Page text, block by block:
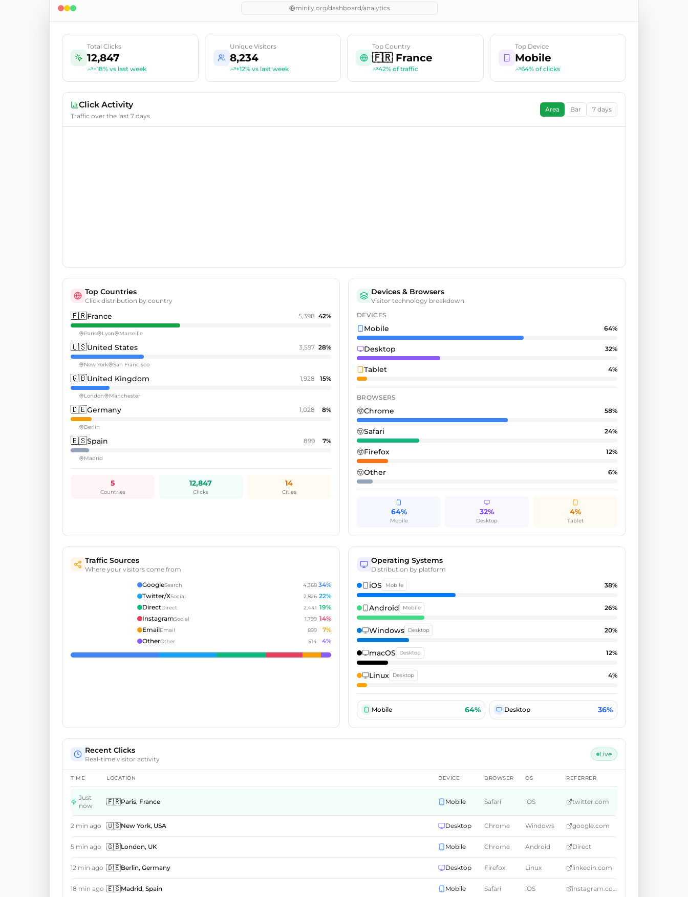
minily.org/dashboard/analytics
Total Clicks
12,847
+18% vs last week
Unique Visitors
8,234
+12% vs last week
Top Country
🇫🇷 France
42% of traffic
Top Device
Mobile
64% of clicks
Click Activity
Traffic over the last 7 days
Area Bar 7 days
Top Countries
Click distribution by country
🇫🇷France 5,398 42%
Paris Lyon Marseille
🇺🇸United States 3,597 28%
New York San Francisco
🇬🇧United Kingdom 1,928 15%
London Manchester
🇩🇪Germany 1,028 8%
Berlin
🇪🇸Spain 899 7%
Madrid
5
Countries
12,847
Clicks
14
Cities
Devices & Browsers
Visitor technology breakdown
DEVICES
Mobile 64%
Desktop 32%
Tablet 4%
BROWSERS
Chrome 58%
Safari 24%
Firefox 12%
Other 6%
64%
Mobile
32%
Desktop
4%
Tablet
Traffic Sources
Where your visitors come from
GoogleSearch 4,368 34%
Twitter/XSocial 2,826 22%
DirectDirect 2,441 19%
InstagramSocial 1,799 14%
EmailEmail 899 7%
OtherOther 514 4%
Operating Systems
Distribution by platform
iOS Mobile 38%
Android Mobile 26%
Windows Desktop 20%
macOS Desktop 12%
Linux Desktop 4%
Mobile 64% Desktop 36%
Recent Clicks
Real-time visitor activity
Live
TIME LOCATION DEVICE BROWSER OS REFERRER
Just
now
🇫🇷Paris, France Mobile Safari iOS twitter.com
2 min ago 🇺🇸New York, USA Desktop Chrome Windows google.com
5 min ago 🇬🇧London, UK Mobile Chrome Android Direct
12 min ago 🇩🇪Berlin, Germany Desktop Firefox Linux linkedin.com
18 min ago 🇪🇸Madrid, Spain Mobile Safari iOS instagram.com